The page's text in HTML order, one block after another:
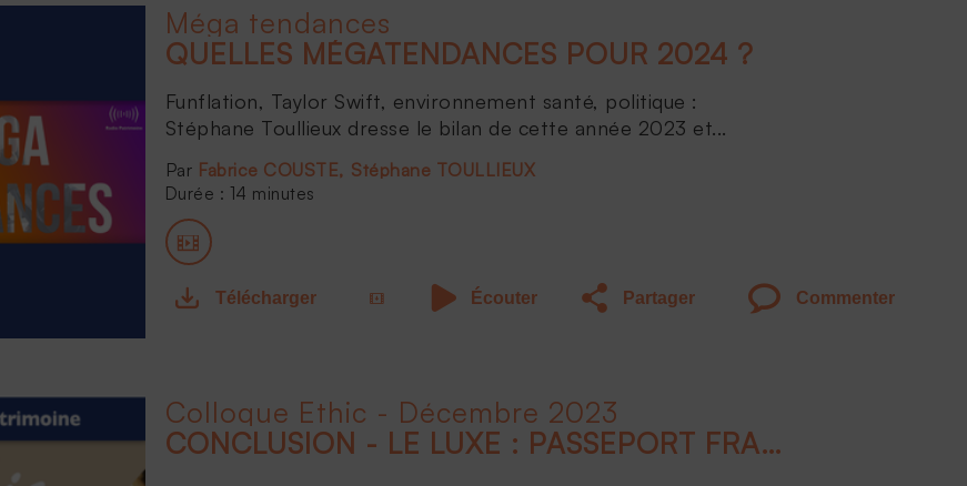
Méga tendances
QUELLES MÉGATENDANCES POUR 2024 ?
Funflation, Taylor Swift, environnement santé, politique :
Stéphane Toullieux dresse le bilan de cette année 2023 et...
Fabrice COUSTE
Stéphane TOULLIEUX
Durée : 14 minutes
Télécharger Écouter Partager Commenter
Colloque Ethic - Décembre 2023
CONCLUSION - LE LUXE : PASSEPORT FRANÇAIS À L'INTERNATIONAL